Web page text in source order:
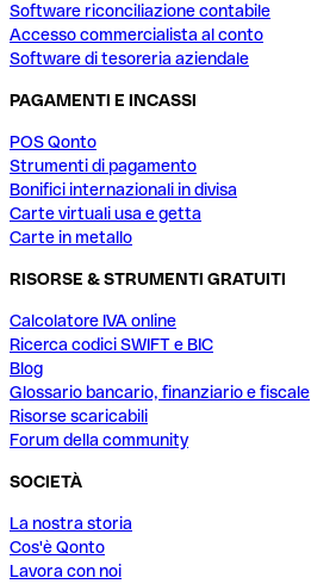
Software riconciliazione contabile
Accesso commercialista al conto
Software di tesoreria aziendale
PAGAMENTI E INCASSI
POS Qonto
Strumenti di pagamento
Bonifici internazionali in divisa
Carte virtuali usa e getta
Carte in metallo
RISORSE & STRUMENTI GRATUITI
Calcolatore IVA online
Ricerca codici SWIFT e BIC
Blog
Glossario bancario, finanziario e fiscale
Risorse scaricabili
Forum della community
SOCIETÀ
La nostra storia
Cos'è Qonto
Lavora con noi